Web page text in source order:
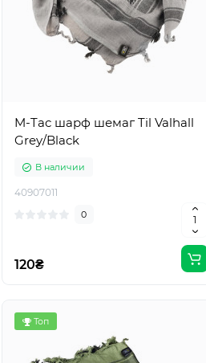
M-Tac шарф шемаг Til Valhall
Grey/Black
В наличии
40907011
0
120₴
Топ